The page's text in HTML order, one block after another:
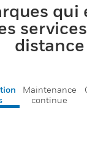
qui
distance
Maintenance
continue